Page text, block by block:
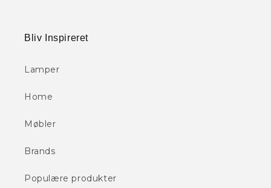
Bliv Inspireret
Lamper
Home
Møbler
Brands
Populære produkter